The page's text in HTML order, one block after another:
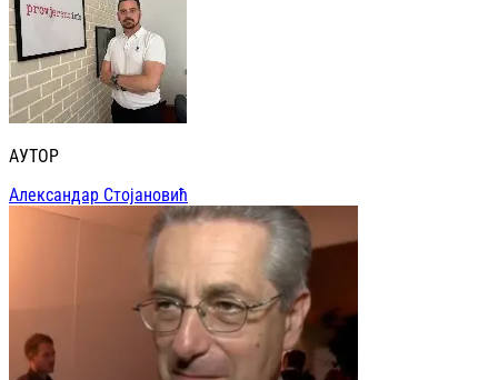
АУТОР
Александар Стојановић